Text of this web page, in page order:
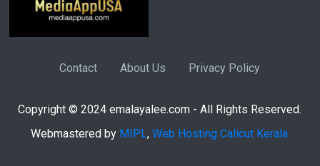
Contact About Us Privacy Policy
Copyright © 2024 emalayalee.com - All Rights Reserved.
Webmastered by MIPL, Web Hosting Calicut Kerala